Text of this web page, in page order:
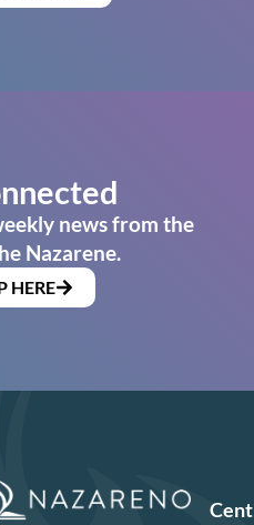
news from the
Nazarene.
HERE